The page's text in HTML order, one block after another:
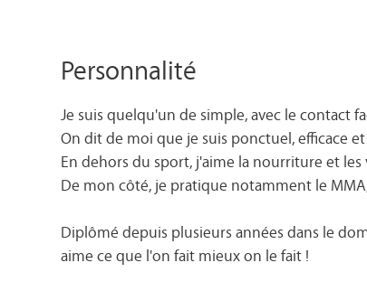
Personnalité
Je suis quelqu'un de simple, avec le contact
On dit de moi que je suis ponctuel, efficace
En dehors du sport, j'aime la nourriture et les
De mon côté, je pratique notamment le
Diplômé depuis plusieurs années dans le
aime ce que l'on fait mieux on le fait !